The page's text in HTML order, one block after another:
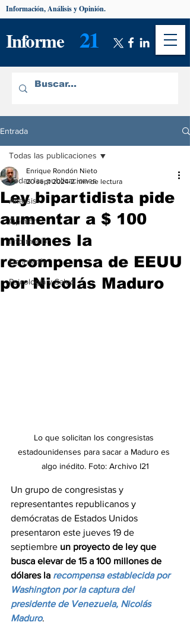
Informe 21
Información, Análisis y Opinión.
Entrada
Todas las publicaciones
Análisis
Opinión
Información
De interés
Psicología y Salud
Todas las publicaciones
Ley bipartidista pide
aumentar a $ 100
millones la
recompensa de EEUU
por Nicolás Maduro
Enrique Rondón Nieto
20 sept 2024 2 min de lectura
Lo que solicitan los congresistas
estadounidenses para sacar a Maduro es
algo inédito. Foto: Archivo I21
Un grupo de congresistas y
representantes republicanos y
demócratas de Estados Unidos
presentaron este jueves 19 de
septiembre un proyecto de ley que
busca elevar de 15 a 100 millones de
dólares la recompensa establecida por
Washington por la captura del
presidente de Venezuela, Nicolás
Maduro.